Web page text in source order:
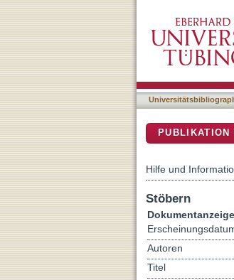
Haleakala
PUBLIKATION
Hilfe und
Stöbern
Dokumentanzeige
Autoren
Titel